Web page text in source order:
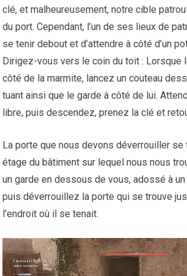
clé, et malheureusement, notre cible
du port. Cependant, l’un de ses lieux de
se tenir debout et d’attendre à côté d’un
Dirigez-vous vers le coin du toit : Lorsque
côté de la marmite, lancez un couteau
tuant ainsi que le garde à côté de lui.
libre, puis descendez, prenez la clé et
La porte que nous devons déverrouiller se
étage du bâtiment sur lequel nous nous
un garde en dessous de vous, adossé à
puis déverrouillez la porte qui se trouve
l’endroit où il se tenait.